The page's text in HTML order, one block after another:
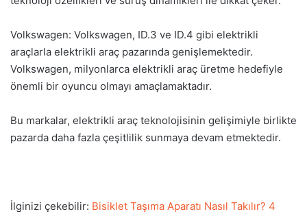
Volkswagen: Volkswagen, ID.3 ve ID.4 gibi elektrikli
araçlarla elektrikli araç pazarında genişlemektedir.
Volkswagen, milyonlarca elektrikli araç üretme hedefiyle
önemli bir oyuncu olmayı amaçlamaktadır.
Bu markalar, elektrikli araç teknolojisinin gelişimiyle birlikte
pazarda daha fazla çeşitlilik sunmaya devam etmektedir.
İlginizi çekebilir: Bisiklet Taşıma Aparatı Nasıl Takılır? 4